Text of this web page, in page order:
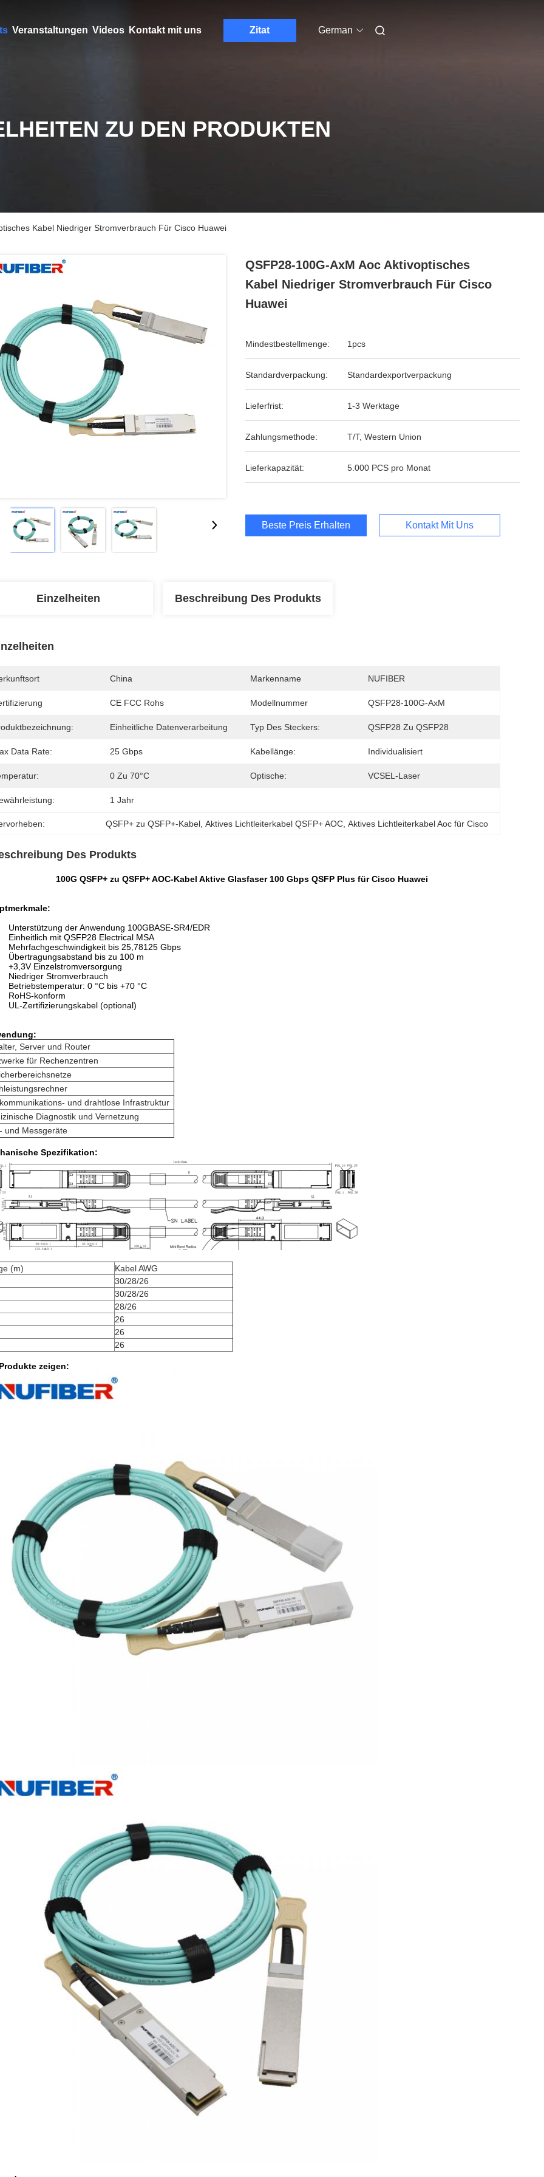
Veranstaltungen Videos Kontakt mit uns Zitat German
ZU DEN PRODUKTEN
Kabel Niedriger Stromverbrauch Für Cisco Huawei
QSFP28-100G-AxM Aoc Aktivoptisches
Kabel Niedriger Stromverbrauch Für Cisco
Huawei
Mindestbestellmenge: 1pcs
Standardverpackung: Standardexportverpackung
Lieferfrist: 1-3 Werktage
Zahlungsmethode: T/T, Western Union
Lieferkapazität: 5.000 PCS pro Monat
Beste Preis Erhalten Kontakt Mit Uns
Einzelheiten Beschreibung Des Produkts
China Markenname NUFIBER
CE FCC Rohs Modellnummer QSFP28-100G-AxM
Einheitliche Datenverarbeitung Typ Des Steckers: QSFP28 Zu QSFP28
Data Rate: 25 Gbps Kabellänge: Individualisiert
0 Zu 70°C Optische: VCSEL-Laser
1 Jahr
QSFP+ zu QSFP+-Kabel , Aktives Lichtleiterkabel QSFP+ AOC , Aktives Lichtleiterkabel Aoc für Cisco
Des Produkts
100G QSFP+ zu QSFP+ AOC-Kabel Aktive Glasfaser 100 Gbps QSFP Plus für Cisco Huawei
Unterstützung der Anwendung 100GBASE-SR4/EDR
Einheitlich mit QSFP28 Electrical MSA
Mehrfachgeschwindigkeit bis 25,78125 Gbps
Übertragungsabstand bis zu 100 m
+3,3V Einzelstromversorgung
Niedriger Stromverbrauch
Betriebstemperatur: 0 °C bis +70 °C
RoHS-konform
UL-Zertifizierungskabel (optional)
Server und Router
für Rechenzentren
und drahtlose Infrastruktur
Diagnostik und Vernetzung
und Messgeräte
Spezifikation:
(m)
Kabel AWG
30/28/26
30/28/26
28/26
26
26
26
zeigen: